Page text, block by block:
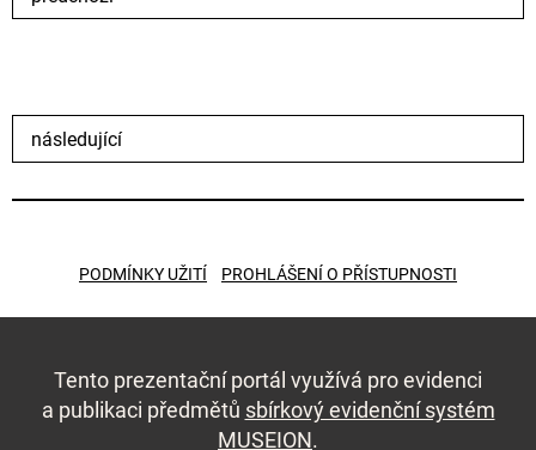
následující
PODMÍNKY UŽITÍ PROHLÁŠENÍ O PŘÍSTUPNOSTI
Tento prezentační portál využívá pro evidenci
a publikaci předmětů sbírkový evidenční systém
MUSEION.